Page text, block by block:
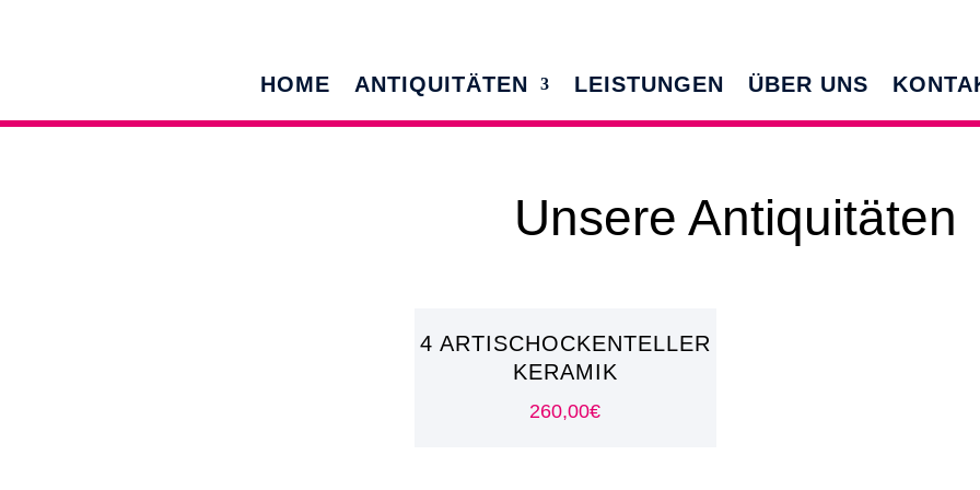
HOME ANTIQUITÄTEN LEISTUNGEN ÜBER UNS
Unsere Antiquitäten
4 ARTISCHOCKENTELLER
KERAMIK
260,00€